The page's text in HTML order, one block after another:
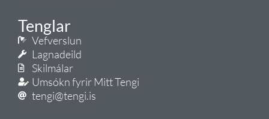
Tenglar
Vefverslun
Lagnadeild
Skilmálar
Umsókn fyrir Mitt Tengi
tengi@tengi.is